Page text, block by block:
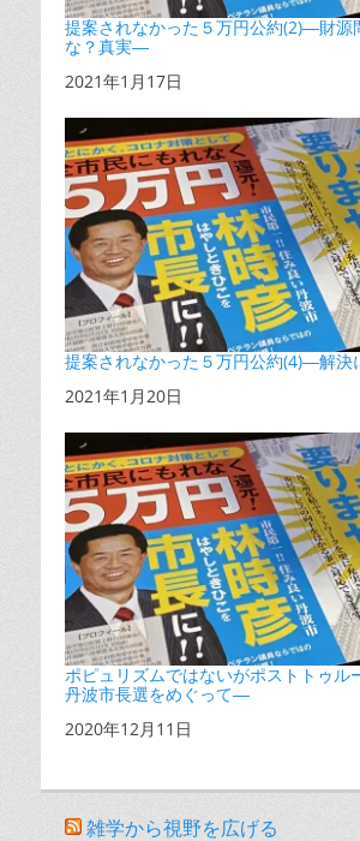
提案されなかった５万円公約(2)―財源
な？真実―
日付
2021年1月17日
提案されなかった５万円公約(4)―解
日付
2021年1月20日
ポピュリズムではないがポストトゥ
丹波市長選をめぐって―
日付
2020年12月11日
雑学から視野を広げる